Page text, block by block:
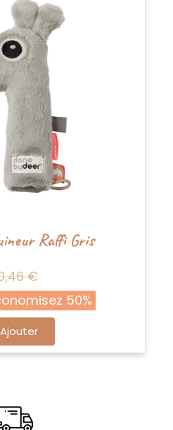
Raffi Gris
€
50%
Ajouter